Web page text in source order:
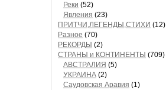
Реки (52)
Явления (23)
ПРИТЧИ,ЛЕГЕНДЫ,СТИХИ (12)
Разное (70)
РЕКОРДЫ (2)
СТРАНЫ и КОНТИНЕНТЫ (709)
АВСТРАЛИЯ (5)
УКРАИНА (2)
Саудовская Аравия (1)